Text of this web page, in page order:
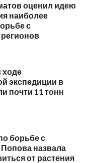
оценил идею
наиболее
с
ходе
экспедиции в
почти 11 тонн
борьбе с
назвала
от растения